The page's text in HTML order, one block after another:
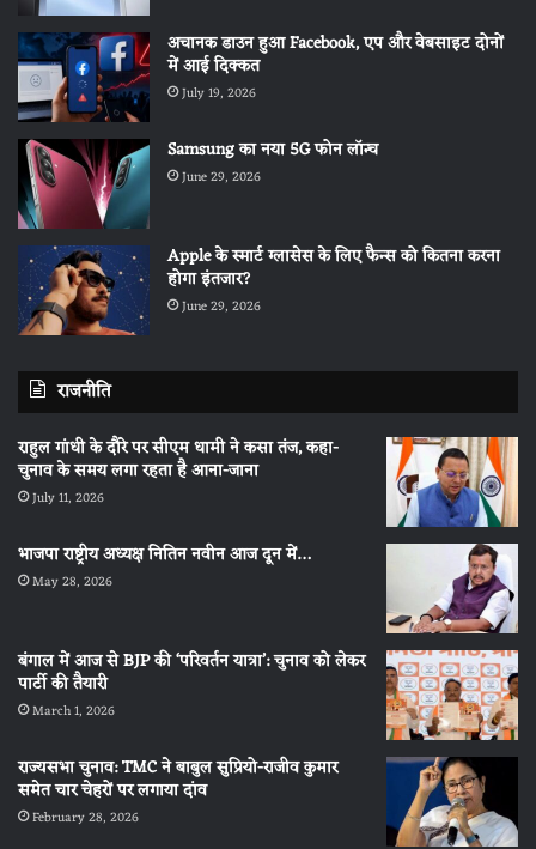
अचानक डाउन हुआ Facebook, एप और वेबसाइट दोनों
में आई दिक्कत
July 19, 2026
Samsung का नया 5G फोन लॉन्च
June 29, 2026
Apple के स्मार्ट ग्लासेस के लिए फैन्स को कितना करना
होगा इंतजार?
June 29, 2026
राजनीति
राहुल गांधी के दौरे पर सीएम धामी ने कसा तंज, कहा-
चुनाव के समय लगा रहता है आना-जाना
July 11, 2026
भाजपा राष्ट्रीय अध्यक्ष नितिन नवीन आज दून में…
May 28, 2026
बंगाल में आज से BJP की ‘परिवर्तन यात्रा’: चुनाव को लेकर
पार्टी की तैयारी
March 1, 2026
राज्यसभा चुनाव: TMC ने बाबुल सुप्रियो-राजीव कुमार
समेत चार चेहरों पर लगाया दांव
February 28, 2026